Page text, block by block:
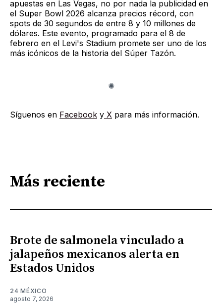
apuestas en Las Vegas, no por nada la publicidad en
el Super Bowl 2026 alcanza precios récord, con
spots de 30 segundos de entre 8 y 10 millones de
dólares. Este evento, programado para el 8 de
febrero en el Levi's Stadium promete ser uno de los
más icónicos de la historia del Súper Tazón.
Síguenos en Facebook y X para más información.
Más reciente
Brote de salmonela vinculado a
jalapeños mexicanos alerta en
Estados Unidos
24 MÉXICO
agosto 7, 2026